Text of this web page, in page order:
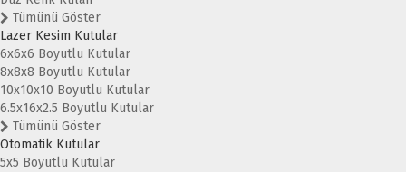
Tümünü Göster
Lazer Kesim Kutular
6x6x6 Boyutlu Kutular
8x8x8 Boyutlu Kutular
10x10x10 Boyutlu Kutular
6.5x16x2.5 Boyutlu Kutular
Tümünü Göster
Otomatik Kutular
5x5 Boyutlu Kutular